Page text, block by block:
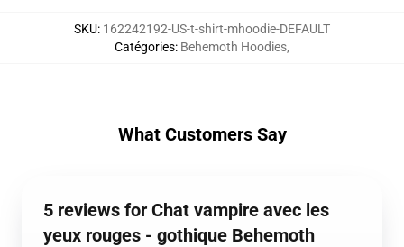
SKU: 162242192-US-t-shirt-mhoodie-DEFAULT
Catégories: Behemoth Hoodies,
What Customers Say
5 reviews for Chat vampire avec les
yeux rouges - gothique Behemoth